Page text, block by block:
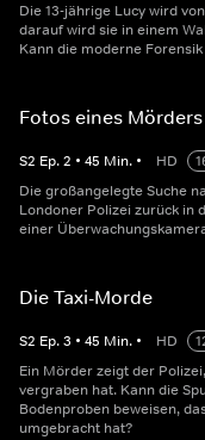
Die 13-jährige Lucy wird
darauf wird sie in einem
Kann die moderne
Fotos eines Mörders
S2 Ep.2 • 45 Min. • HD
Die großangelegte Suche
Londoner Polizei zurück in
einer
Die Taxi-Morde
S2 Ep.3 • 45 Min. • HD
Ein Mörder zeigt der
vergraben hat. Kann die
Bodenproben beweisen,
umgebracht hat?